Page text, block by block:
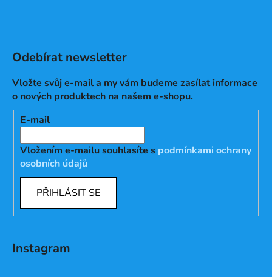
Odebírat newsletter
Vložte svůj e-mail a my vám budeme zasílat informace
o nových produktech na našem e-shopu.
E-mail
Vložením e-mailu souhlasíte s podmínkami ochrany
osobních údajů
PŘIHLÁSIT SE
Instagram